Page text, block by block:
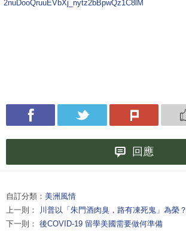
2nuDooQruuEVbXj_nytz2bBpwQz1C8lM
回應
自訂分類： 美洲風情
上一則：
川普以「朱門酒肉臭，路有凍死鬼」為榮？
下一則： 後COVID-19 留學美國需要做何準備